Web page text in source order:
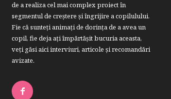
de a realiza cel mai complex proiect în
segmentul de creştere şi îngrijire a copilulului.
Fie că sunteţi animaţi de dorinţa de a avea un
copil, fie deja aţi împărtăşit bucuria aceasta,
veți găsi aici interviuri, articole şi recomandări
avizate.